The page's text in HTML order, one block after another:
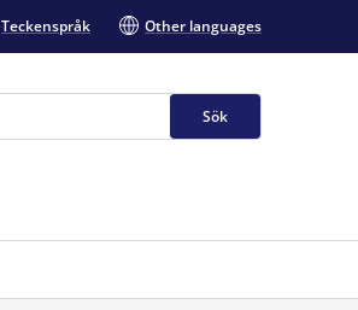
Teckenspråk Other languages
Sök